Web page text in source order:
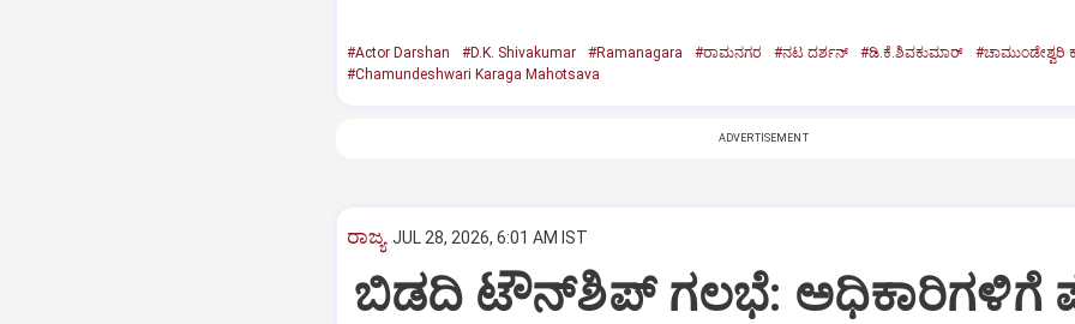
#Actor Darshan #D.K. Shivakumar #Ramanagara #ರಾಮನಗರ #ನಟ ದರ್ಶನ್ #ಡಿ.ಕೆ.ಶಿವಕುಮಾರ್
#Chamundeshwari Karaga Mahotsava
ADVERTISEMENT
ರಾಜ್ಯ JUL 28, 2026, 6:01 AM IST
ಬಿಡದಿ ಟೌನ್‌ಶಿಪ್‌ ಗಲಭೆ: ಅಧಿಕಾರಿಗಳಿಗೆ